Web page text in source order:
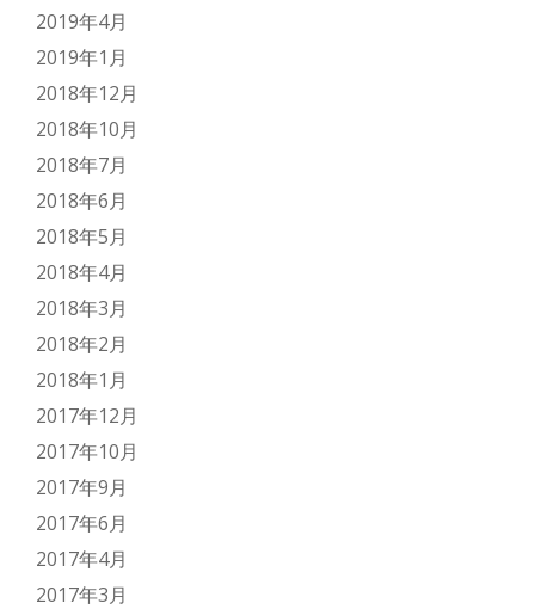
2019年4月
2019年1月
2018年12月
2018年10月
2018年7月
2018年6月
2018年5月
2018年4月
2018年3月
2018年2月
2018年1月
2017年12月
2017年10月
2017年9月
2017年6月
2017年4月
2017年3月